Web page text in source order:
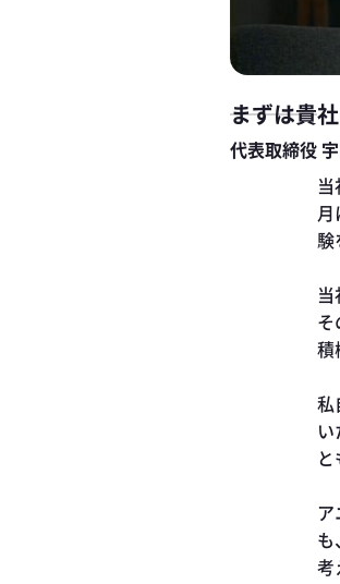
まずは貴
代表取締役
験
積
私
考